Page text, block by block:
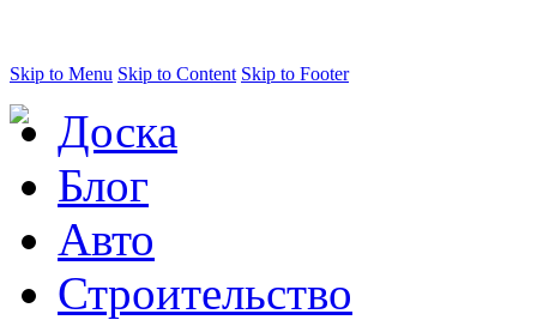
Skip to Menu Skip to Content Skip to Footer
Доска
Блог
Авто
Строительство